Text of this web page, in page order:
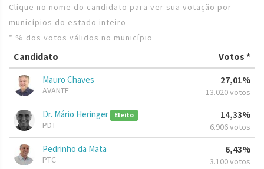
Clique no nome do candidato para ver sua votação por
municípios do estado inteiro
* % dos votos válidos no município
Candidato Votos *
Mauro Chaves
AVANTE
27,01%
13.020 votos
Dr. Mário Heringer Eleito
PDT
14,33%
6.906 votos
Pedrinho da Mata
PTC
6,43%
3.100 votos